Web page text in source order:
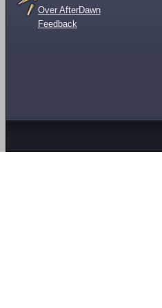
Over AfterDawn
Feedback